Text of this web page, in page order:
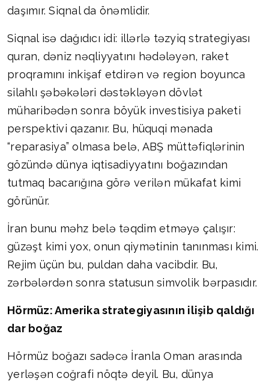
daşımır. Siqnal da önəmlidir.
Siqnal isə dağıdıcı idi: illərlə təzyiq strategiyası
quran, dəniz nəqliyyatını hədələyən, raket
proqramını inkişaf etdirən və region boyunca
silahlı şəbəkələri dəstəkləyən dövlət
müharibədən sonra böyük investisiya paketi
perspektivi qazanır. Bu, hüquqi mənada
“reparasiya” olmasa belə, ABŞ müttəfiqlərinin
gözündə dünya iqtisadiyyatını boğazından
tutmaq bacarığına görə verilən mükafat kimi
görünür.
İran bunu məhz belə təqdim etməyə çalışır:
güzəşt kimi yox, onun qiymətinin tanınması kimi.
Rejim üçün bu, puldan daha vacibdir. Bu,
zərbələrdən sonra statusun simvolik bərpasıdır.
Hörmüz: Amerika strategiyasının ilişib qaldığı
dar boğaz
Hörmüz boğazı sadəcə İranla Oman arasında
yerləşən coğrafi nöqtə deyil. Bu, dünya